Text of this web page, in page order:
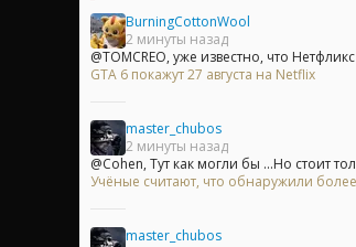
BurningCottonWool
2 минуты назад
@TOMCREO, уже известно, что
GTA 6 покажут 27 августа на Netflix
master_chubos
2 минуты назад
@Cohen, Тут как могли бы ...Но стоит
Учёные считают, что обнаружили
master_chubos